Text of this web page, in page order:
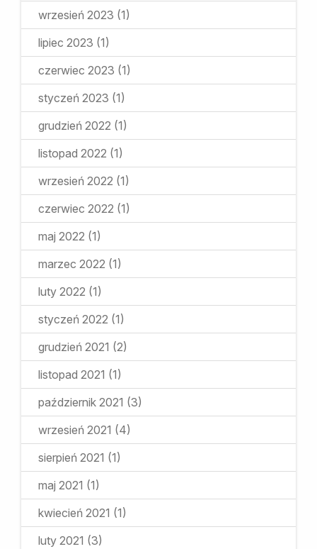
wrzesień 2023 (1)
lipiec 2023 (1)
czerwiec 2023 (1)
styczeń 2023 (1)
grudzień 2022 (1)
listopad 2022 (1)
wrzesień 2022 (1)
czerwiec 2022 (1)
maj 2022 (1)
marzec 2022 (1)
luty 2022 (1)
styczeń 2022 (1)
grudzień 2021 (2)
listopad 2021 (1)
październik 2021 (3)
wrzesień 2021 (4)
sierpień 2021 (1)
maj 2021 (1)
kwiecień 2021 (1)
luty 2021 (3)